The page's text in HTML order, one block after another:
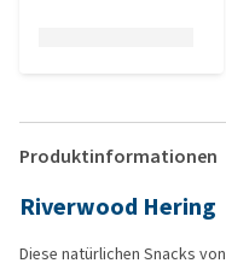
Produktinformationen
Riverwood Hering
Diese natürlichen Snacks von